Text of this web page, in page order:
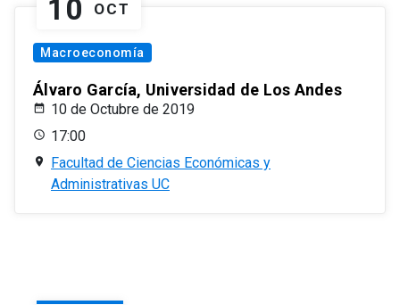
10 OCT
Macroeconomía
Álvaro García, Universidad de Los Andes
10 de Octubre de 2019
17:00
Facultad de Ciencias Económicas y
Administrativas UC